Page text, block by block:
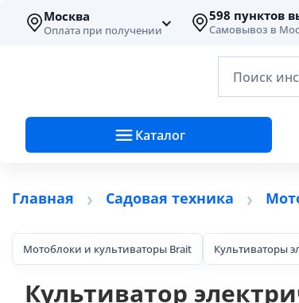
Москва
Оплата при получении
598 пунктов
Самовывоз в
Поиск
Каталог
Главная Садовая техника
Мотоблоки и культиваторы Brait Культиваторы
Культиватор